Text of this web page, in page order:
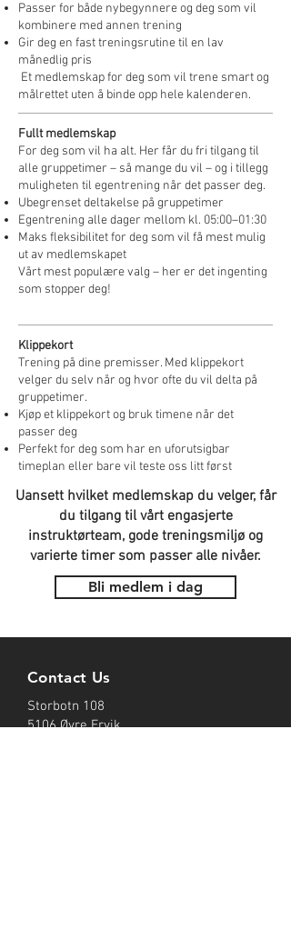
Passer for både nybegynnere og deg som vil
kombinere med annen trening
Gir deg en fast treningsrutine til en lav
månedlig pris
Et medlemskap for deg som vil trene smart og
målrettet uten å binde opp hele kalenderen.
Fullt medlemskap
For deg som vil ha alt. Her får du fri tilgang til
alle gruppetimer – så mange du vil – og i tillegg
muligheten til egentrening når det passer deg.
Ubegrenset deltakelse på gruppetimer
Egentrening alle dager mellom kl. 05:00–01:30
Maks fleksibilitet for deg som vil få mest mulig
ut av medlemskapet
Vårt mest populære valg – her er det ingenting
som stopper deg!
Klippekort
Trening på dine premisser. Med klippekort
velger du selv når og hvor ofte du vil delta på
gruppetimer.
Kjøp et klippekort og bruk timene når det
passer deg
Perfekt for deg som har en uforutsigbar
timeplan eller bare vil teste oss litt først
Uansett hvilket medlemskap du velger, får
du tilgang til vårt engasjerte
instruktørteam, gode treningsmiljø og
varierte timer som passer alle nivåer.
Bli medlem i dag
Contact Us
Storbotn 108
5106 Øvre Ervik